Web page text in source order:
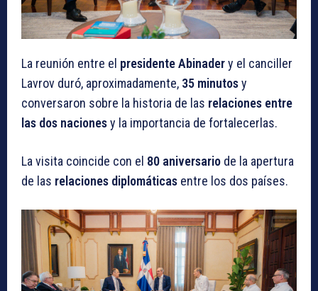
La reunión entre el presidente Abinadery el canciller
Lavrov duró, aproximadamente, 35 minutosy
conversaron sobre la historia de las relaciones entre
las dos nacionesy la importancia de fortalecerlas.
La visita coincide con el 80 aniversario de la apertura
de las relaciones diplomáticas entre los dos países.